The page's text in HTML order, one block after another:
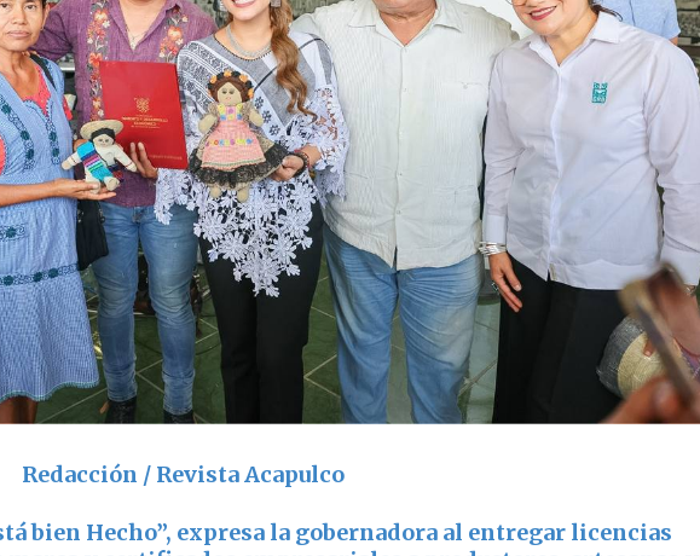
Redacción / Revista Acapulco
bien Hecho”, expresa la gobernadora al entregar licencias